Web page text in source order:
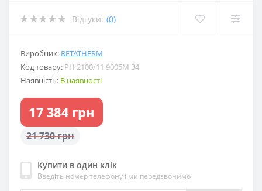
Відгуки: (0)
Виробник: BETATHERM
Код товару: PH 2100/11 9005M 34
Наявність: В наявності
17 384 грн
21 730 грн
Купити в один клік
Введіть номер телефону і ми передзвонимо